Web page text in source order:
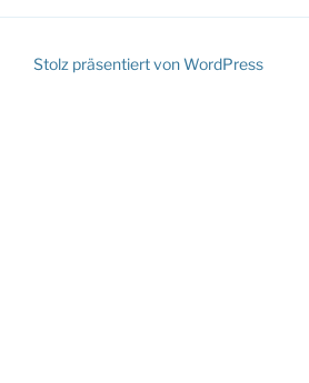
Stolz präsentiert von WordPress